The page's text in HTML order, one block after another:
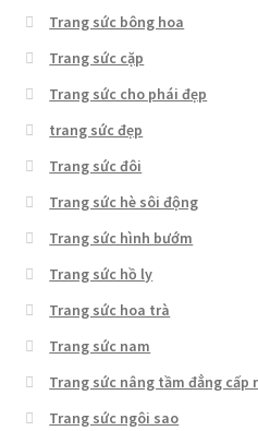
Trang sức bông hoa
Trang sức cặp
Trang sức cho phái đẹp
trang sức đẹp
Trang sức đôi
Trang sức hè sôi động
Trang sức hình bướm
Trang sức hồ ly
Trang sức hoa trà
Trang sức nam
Trang sức nâng tầm đẳng cấp
Trang sức ngôi sao